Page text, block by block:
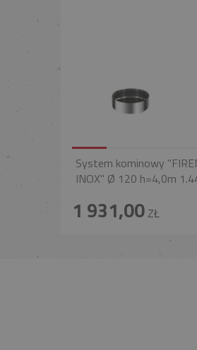
System kominowy
INOX" Ø 120 h=4,0m
1 931,00ZŁ